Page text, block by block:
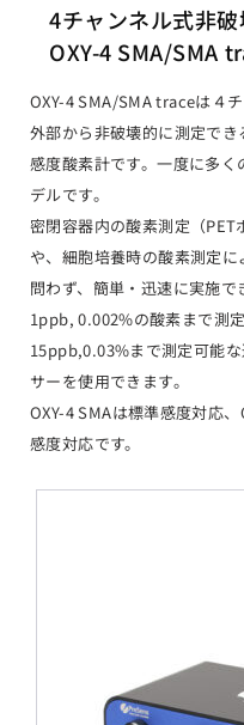
4チャンネル式非
OXY-4 SMA/SMA
OXY-4 SMA/SMA traceは４
外部から非破壊的に測定で
感度酸素計です。一度に多
デルです。
密閉容器内の酸素測定（PET
や、細胞培養時の酸素測定
問わず、簡単・迅速に実施で
1ppb, 0.002%の酸素まで測
15ppb,0.03%まで測定可能
サーを使用できます。
OXY-4 SMAは標準感度対応
感度対応です。